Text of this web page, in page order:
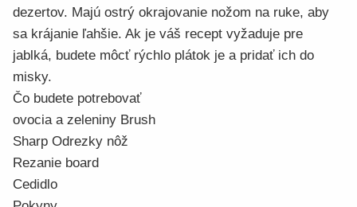
dezertov. Majú ostrý okrajovanie nožom na ruke, aby
sa krájanie ľahšie. Ak je váš recept vyžaduje pre
jablká, budete môcť rýchlo plátok je a pridať ich do
misky.
Čo budete potrebovať
ovocia a zeleniny Brush
Sharp Odrezky nôž
Rezanie board
Cedidlo